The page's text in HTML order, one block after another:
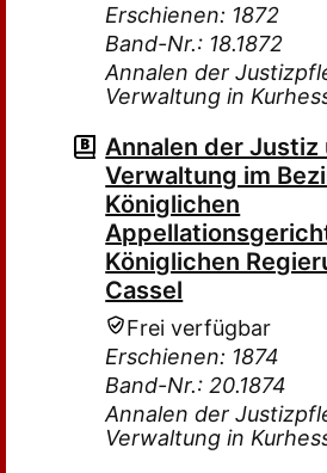
Erschienen: 1872
Band-Nr.: 18.1872
Annalen der
Verwaltung in
Annalen der Justiz
Verwaltung im
Königlichen
Königlichen
Cassel
Frei verfügbar
Erschienen: 1874
Band-Nr.: 20.1874
Annalen der
Verwaltung in